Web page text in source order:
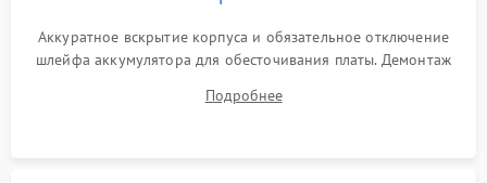
Аккуратное вскрытие корпуса и обязательное отключение
шлейфа аккумулятора для обесточивания платы. Демонтаж
высохшей термопасты с кристаллов чипов.
Подробнее